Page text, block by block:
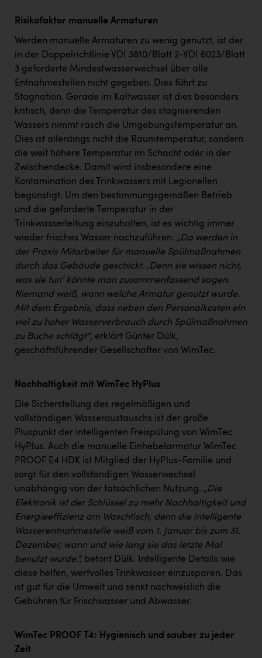
Risikofaktor manuelle Armaturen
Werden manuelle Armaturen zu wenig genutzt, ist der
in der Doppelrichtlinie VDI 3810/Blatt 2-VDI 6023/Blatt
3 geforderte Mindestwasserwechsel über alle
Entnahmestellen nicht gegeben. Dies führt zu
Stagnation. Gerade im Kaltwasser ist dies besonders
kritisch, denn die Temperatur des stagnierenden
Wassers nimmt rasch die Umgebungstemperatur an.
Dies ist allerdings nicht die Raumtemperatur, sondern
die weit höhere Temperatur im Schacht oder in der
Zwischendecke. Damit wird insbesondere eine
Kontamination des Trinkwassers mit Legionellen
begünstigt. Um den bestimmungsgemäßen Betrieb
und die geforderte Temperatur in der
Trinkwasserleitung einzuhalten, ist es wichtig immer
wieder frisches Wasser nachzuführen. „Da werden in
der Praxis Mitarbeiter für manuelle Spülmaßnahmen
durch das Gebäude geschickt. ‚Denn sie wissen nicht,
was sie tun‘ könnte man zusammenfassend sagen.
Niemand weiß, wann welche Armatur genutzt wurde.
Mit dem Ergebnis, dass neben den Personalkosten ein
viel zu hoher Wasserverbrauch durch Spülmaßnahmen
zu Buche schlägt“, erklärt Günter Dülk,
geschäftsführender Gesellschafter von WimTec.
Nachhaltigkeit mit WimTec HyPlus
Die Sicherstellung des regelmäßigen und
vollständigen Wasseraustauschs ist der große
Pluspunkt der intelligenten Freispülung von WimTec
HyPlus. Auch die manuelle Einhebelarmatur WimTec
PROOF E4 HDK ist Mitglied der HyPlus-Familie und
sorgt für den vollständigen Wasserwechsel
unabhängig von der tatsächlichen Nutzung. „Die
Elektronik ist der Schlüssel zu mehr Nachhaltigkeit und
Energieeffizienz am Waschtisch, denn die intelligente
Wasserentnahmestelle weiß vom 1. Januar bis zum 31.
Dezember, wann und wie lang sie das letzte Mal
benutzt wurde.“, betont Dülk. Intelligente Details wie
diese helfen, wertvolles Trinkwasser einzusparen. Das
ist gut für die Umwelt und senkt nachweislich die
Gebühren für Frischwasser und Abwasser.
WimTec PROOF T4: Hygienisch und sauber zu jeder
Zeit